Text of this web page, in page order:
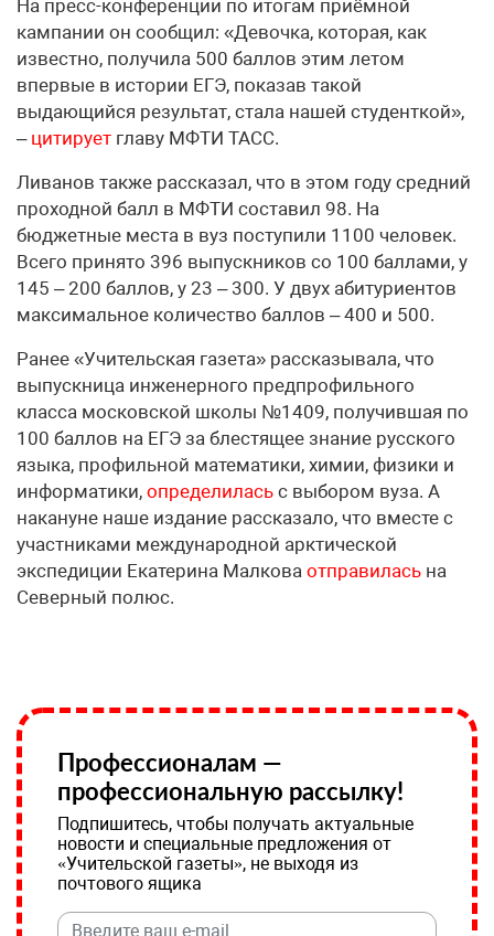
На пресс-конференции по итогам приёмной
кампании он сообщил: «Девочка, которая, как
известно, получила 500 баллов этим летом
впервые в истории ЕГЭ, показав такой
выдающийся результат, стала нашей студенткой»,
– цитирует главу МФТИ ТАСС.
Ливанов также рассказал, что в этом году средний
проходной балл в МФТИ составил 98. На
бюджетные места в вуз поступили 1100 человек.
Всего принято 396 выпускников со 100 баллами, у
145 – 200 баллов, у 23 – 300. У двух абитуриентов
максимальное количество баллов – 400 и 500.
Ранее «Учительская газета» рассказывала, что
выпускница инженерного предпрофильного
класса московской школы №1409, получившая по
100 баллов на ЕГЭ за блестящее знание русского
языка, профильной математики, химии, физики и
информатики, определилась с выбором вуза. А
накануне наше издание рассказало, что вместе с
участниками международной арктической
экспедиции Екатерина Малкова отправилась на
Северный полюс.
Профессионалам —
профессиональную рассылку!
Подпишитесь, чтобы получать актуальные
новости и специальные предложения от
«Учительской газеты», не выходя из
почтового ящика